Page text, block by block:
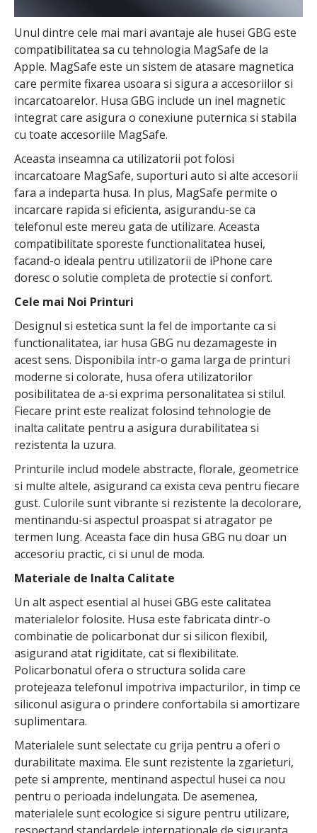
Unul dintre cele mai mari avantaje ale husei GBG este
compatibilitatea sa cu tehnologia MagSafe de la
Apple. MagSafe este un sistem de atasare magnetica
care permite fixarea usoara si sigura a accesoriilor si
incarcatoarelor. Husa GBG include un inel magnetic
integrat care asigura o conexiune puternica si stabila
cu toate accesoriile MagSafe.
Aceasta inseamna ca utilizatorii pot folosi
incarcatoare MagSafe, suporturi auto si alte accesorii
fara a indeparta husa. In plus, MagSafe permite o
incarcare rapida si eficienta, asigurandu-se ca
telefonul este mereu gata de utilizare. Aceasta
compatibilitate sporeste functionalitatea husei,
facand-o ideala pentru utilizatorii de iPhone care
doresc o solutie completa de protectie si confort.
Cele mai Noi Printuri
Designul si estetica sunt la fel de importante ca si
functionalitatea, iar husa GBG nu dezamageste in
acest sens. Disponibila intr-o gama larga de printuri
moderne si colorate, husa ofera utilizatorilor
posibilitatea de a-si exprima personalitatea si stilul.
Fiecare print este realizat folosind tehnologie de
inalta calitate pentru a asigura durabilitatea si
rezistenta la uzura.
Printurile includ modele abstracte, florale, geometrice
si multe altele, asigurand ca exista ceva pentru fiecare
gust. Culorile sunt vibrante si rezistente la decolorare,
mentinandu-si aspectul proaspat si atragator pe
termen lung. Aceasta face din husa GBG nu doar un
accesoriu practic, ci si unul de moda.
Materiale de Inalta Calitate
Un alt aspect esential al husei GBG este calitatea
materialelor folosite. Husa este fabricata dintr-o
combinatie de policarbonat dur si silicon flexibil,
asigurand atat rigiditate, cat si flexibilitate.
Policarbonatul ofera o structura solida care
protejeaza telefonul impotriva impacturilor, in timp ce
siliconul asigura o prindere confortabila si amortizare
suplimentara.
Materialele sunt selectate cu grija pentru a oferi o
durabilitate maxima. Ele sunt rezistente la zgarieturi,
pete si amprente, mentinand aspectul husei ca nou
pentru o perioada indelungata. De asemenea,
materialele sunt ecologice si sigure pentru utilizare,